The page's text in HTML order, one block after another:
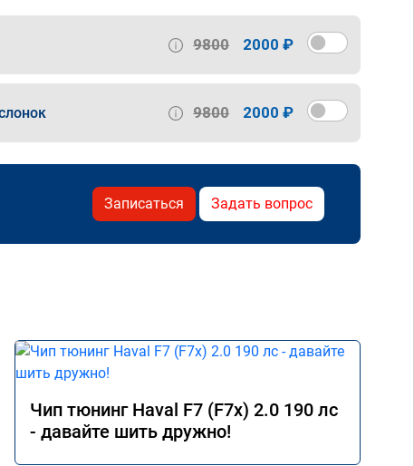
9800 2000 ₽
9800 2000 ₽
Записаться Задать вопрос
Чип тюнинг Haval F7 (F7x) 2.0 190 лс
- давайте шить дружно!